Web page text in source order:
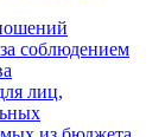
соблюдением
лиц,